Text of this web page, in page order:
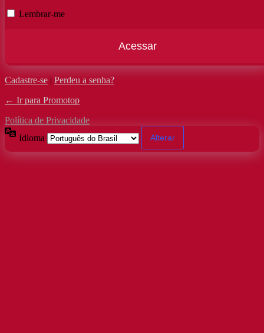
Lembrar-me
Cadastre-se | Perdeu a senha?
← Ir para Promotop
Política de Privacidade
Idioma